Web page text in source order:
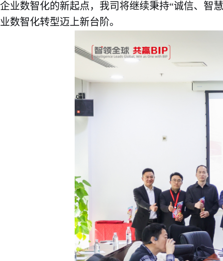
企业数智化的新起点，我司将继续秉持“诚信、智
业数智化转型迈上新台阶。